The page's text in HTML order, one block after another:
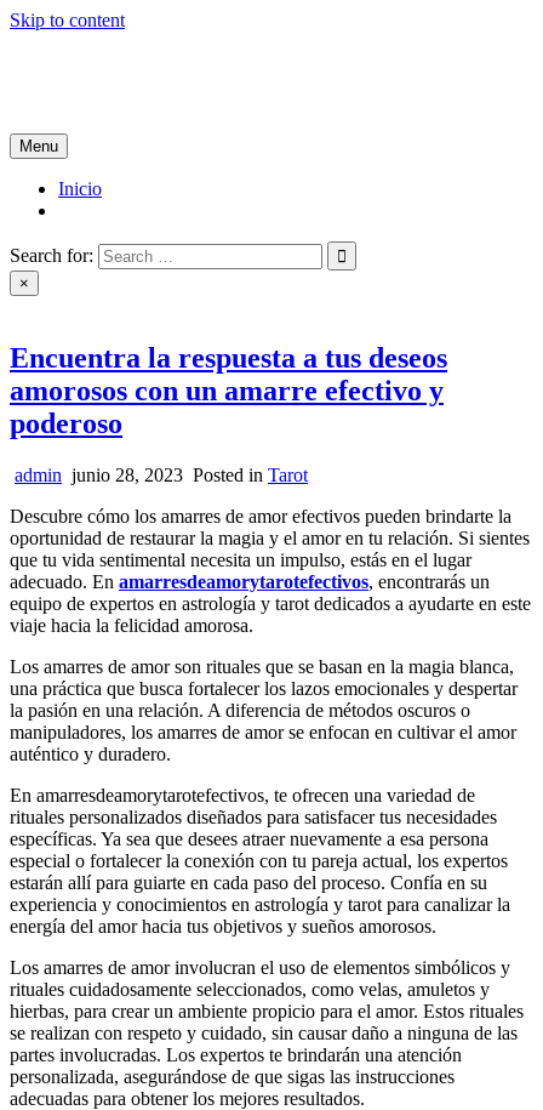
Skip to content
Menu
Inicio
Search for:
×
Encuentra la respuesta a tus deseos
amorosos con un amarre efectivo y
poderoso
admin junio 28, 2023 Posted in Tarot
Descubre cómo los amarres de amor efectivos pueden brindarte la
oportunidad de restaurar la magia y el amor en tu relación. Si sientes
que tu vida sentimental necesita un impulso, estás en el lugar
adecuado. En amarresdeamorytarotefectivos, encontrarás un
equipo de expertos en astrología y tarot dedicados a ayudarte en este
viaje hacia la felicidad amorosa.
Los amarres de amor son rituales que se basan en la magia blanca,
una práctica que busca fortalecer los lazos emocionales y despertar
la pasión en una relación. A diferencia de métodos oscuros o
manipuladores, los amarres de amor se enfocan en cultivar el amor
auténtico y duradero.
En amarresdeamorytarotefectivos, te ofrecen una variedad de
rituales personalizados diseñados para satisfacer tus necesidades
específicas. Ya sea que desees atraer nuevamente a esa persona
especial o fortalecer la conexión con tu pareja actual, los expertos
estarán allí para guiarte en cada paso del proceso. Confía en su
experiencia y conocimientos en astrología y tarot para canalizar la
energía del amor hacia tus objetivos y sueños amorosos.
Los amarres de amor involucran el uso de elementos simbólicos y
rituales cuidadosamente seleccionados, como velas, amuletos y
hierbas, para crear un ambiente propicio para el amor. Estos rituales
se realizan con respeto y cuidado, sin causar daño a ninguna de las
partes involucradas. Los expertos te brindarán una atención
personalizada, asegurándose de que sigas las instrucciones
adecuadas para obtener los mejores resultados.